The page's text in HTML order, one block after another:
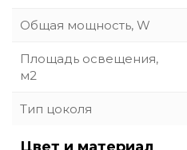
Общая мощность, W
Площадь освещения,
м2
Тип цоколя